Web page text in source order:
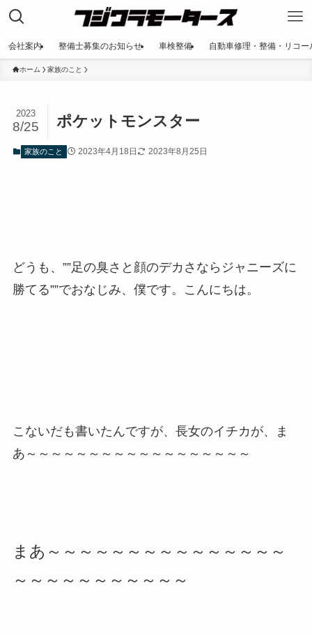
会社案内 整備士募集のお知らせ 車検整備 自動車修理・整備・リコー
ホーム 家族のこと
ポケットモンスター
2023
8/25
家族のこと 2023年4月18日 2023年8月25日
どうも、””足の臭さと顔のデカさならジャニーズに
勝てる””でおなじみ、僕です。こんにちは。
こないだも書いたんですが、長女のイチカが、ま
あ～～～～～～～～～～～～～～～～～～
まあ～～～～～～～～～～～～～～～
～～～～～～～～～～～